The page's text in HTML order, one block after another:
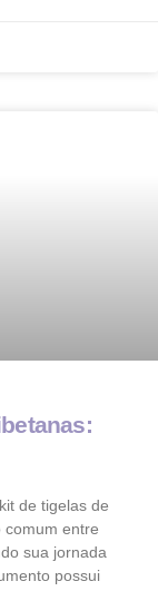
de tigelas de
comum entre
sua jornada
possui